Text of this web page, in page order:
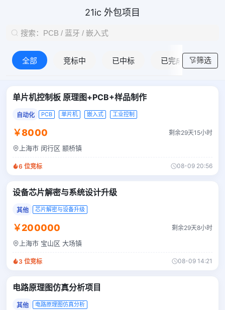
21ic 外包项目
全部 竞标中 已中标 已完成 筛选
单片机控制板 原理图+PCB+样品制作
自动化 PCB 单片机 嵌入式 工业控制
￥8000 剩余29天15小时
上海市 闵行区 颛桥镇
6 位竞标 08-09 20:56
设备芯片解密与系统设计升级
其他 芯片解密与设备升级
￥200000 剩余29天8小时
上海市 宝山区 大场镇
3 位竞标 08-09 14:21
电路原理图仿真分析项目
其他 电路原理图仿真分析